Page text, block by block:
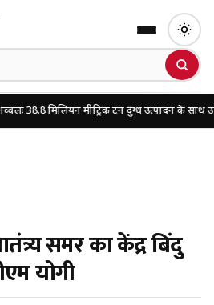
मीट्रिक टन दुग्ध उत्पादन के साथ उत्तर प्रदेश शीर्ष पर
समर का केंद्र बिंदु
योगी